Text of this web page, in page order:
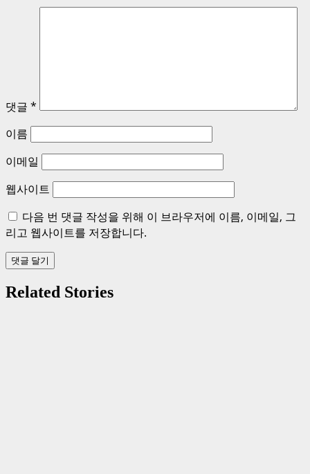
댓글 *
이름
이메일
웹사이트
다음 번 댓글 작성을 위해 이 브라우저에 이름, 이메일, 그
리고 웹사이트를 저장합니다.
Related Stories